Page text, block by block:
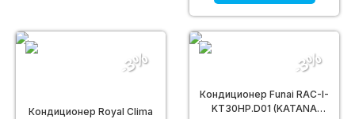
Кондиционер Royal Clima
-3%
Кондиционер Funai RAC-I-
KT30HP.D01 (KATANA
-3%